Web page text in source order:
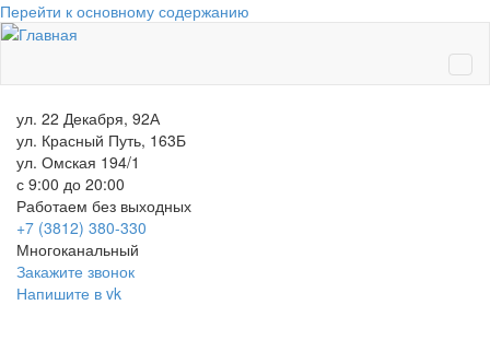
Перейти к основному содержанию
ул. 22 Декабря, 92А
ул. Красный Путь, 163Б
ул. Омская 194/1
с 9:00 до 20:00
Работаем без выходных
+7 (3812) 380-330
Многоканальный
Закажите звонок
Напишите в vk